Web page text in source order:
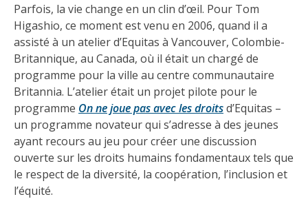
Parfois, la vie change en un clin d’œil. Pour Tom
Higashio, ce moment est venu en 2006, quand il a
assisté à un atelier d’Equitas à Vancouver, Colombie-
Britannique, au Canada, où il était un chargé de
programme pour la ville au centre communautaire
Britannia. L’atelier était un projet pilote pour le
programme On ne joue pas avec les droitsd’Equitas –
un programme novateur qui s’adresse à des jeunes
ayant recours au jeu pour créer une discussion
ouverte sur les droits humains fondamentaux tels que
le respect de la diversité, la coopération, l’inclusion et
l’équité.